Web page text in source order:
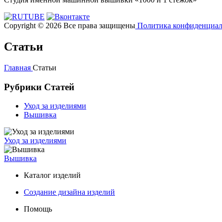
Copyright © 2026 Все права защищены Политика
Статьи
Главная Статьи
Рубрики Статей
Уход за изделиями
Вышивка
Уход за изделиями
Вышивка
Каталог изделий
Создание дизайна изделий
Помощь